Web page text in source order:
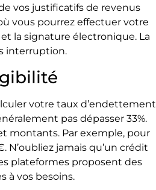
vos justificatifs de revenus
vous pourrez effectuer votre
la signature électronique. La
interruption.
votre taux d’endettement
pas dépasser 33%.
montants. Par exemple, pour
N’oubliez jamais qu’un crédit
plateformes proposent des
à vos besoins.